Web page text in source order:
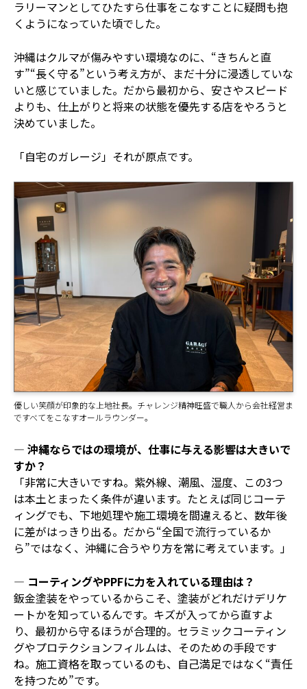
ラリーマンとしてひたすら仕事をこなすことに疑問も抱
くようになっていた頃でした。
沖縄はクルマが傷みやすい環境なのに、“きちんと直
す”“長く守る”という考え方が、まだ十分に浸透していな
いと感じていました。だから最初から、安さやスピード
よりも、仕上がりと将来の状態を優先する店をやろうと
決めていました。
「自宅のガレージ」それが原点です。
優しい笑顔が印象的な上地社長。チャレンジ精神旺盛で職人から会社経営ま
ですべてをこなすオールラウンダー。
― 沖縄ならではの環境が、仕事に与える影響は大きいで
すか？
「非常に大きいですね。紫外線、潮風、湿度、この3つ
は本土とまったく条件が違います。たとえば同じコーテ
ィングでも、下地処理や施工環境を間違えると、数年後
に差がはっきり出る。だから“全国で流行っているか
ら”ではなく、沖縄に合うやり方を常に考えています。」
― コーティングやPPFに力を入れている理由は？
鈑金塗装をやっているからこそ、塗装がどれだけデリケ
ートかを知っているんです。キズが入ってから直すよ
り、最初から守るほうが合理的。セラミックコーティン
グやプロテクションフィルムは、そのための手段です
ね。施工資格を取っているのも、自己満足ではなく“責任
を持つため”です。